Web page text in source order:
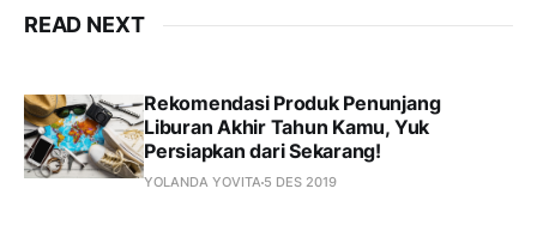
READ NEXT
Rekomendasi Produk Penunjang
Liburan Akhir Tahun Kamu, Yuk
Persiapkan dari Sekarang!
YOLANDA YOVITA 5 DES 2019